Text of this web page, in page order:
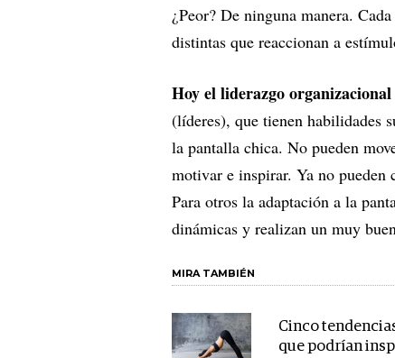
¿Peor? De ninguna manera.
distintas que reaccionan a
Hoy el liderazgo organizacional
(líderes), que tienen habilidades
la pantalla chica. No pueden
motivar e inspirar. Ya no pueden
Para otros la adaptación a la
dinámicas y realizan un muy
MIRA TAMBIÉN
Cinco
que podrían